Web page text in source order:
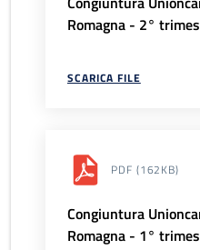
Romagna - 2°
SCARICA FILE
PDF (162KB)
Congiuntura
Romagna - 1°